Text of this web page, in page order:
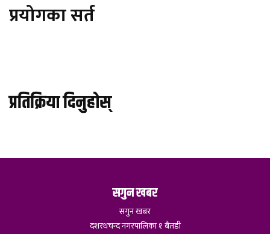
प्रयोगका सर्त
प्रतिक्रिया दिनुहोस्
सगुन खबर
सगुन खबर
दशरथचन्द नगरपालिका १ बैतडी